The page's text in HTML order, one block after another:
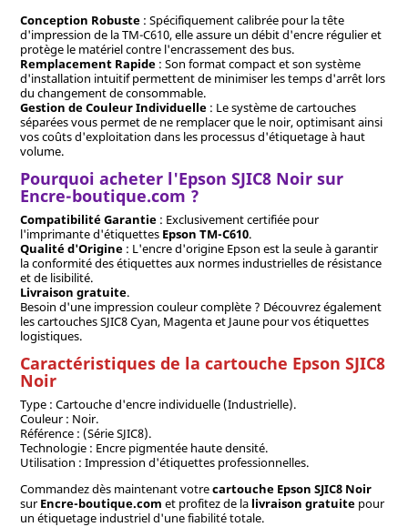
Conception Robuste: Spécifiquement calibrée pour la tête
d'impression de la TM-C610, elle assure un débit d'encre régulier et
protège le matériel contre l'encrassement des bus.
Remplacement Rapide: Son format compact et son système
d'installation intuitif permettent de minimiser les temps d'arrêt lors
du changement de consommable.
Gestion de Couleur Individuelle: Le système de cartouches
séparées vous permet de ne remplacer que le noir, optimisant ainsi
vos coûts d'exploitation dans les processus d'étiquetage à haut
volume.
Pourquoi acheter l'Epson SJIC8 Noir sur
Encre-boutique.com ?
Compatibilité Garantie: Exclusivement certifiée pour
l'imprimante d'étiquettes Epson TM-C610.
Qualité d'Origine: L'encre d'origine Epson est la seule à garantir
la conformité des étiquettes aux normes industrielles de résistance
et de lisibilité.
Livraison gratuite.
Besoin d'une impression couleur complète ? Découvrez également
les cartouches SJIC8 Cyan, Magenta et Jaune pour vos étiquettes
logistiques.
Caractéristiques de la cartouche Epson SJIC8
Noir
Type : Cartouche d'encre individuelle (Industrielle).
Couleur : Noir.
Référence : (Série SJIC8).
Technologie : Encre pigmentée haute densité.
Utilisation : Impression d'étiquettes professionnelles.
Commandez dès maintenant votrecartouche Epson SJIC8 Noir
surEncre-boutique.com et profitez de la livraison gratuitepour
un étiquetage industriel d'une fiabilité totale.